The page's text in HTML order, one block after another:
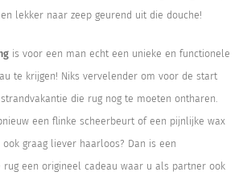
lekker naar zeep geurend uit die douche!
is voor een man echt een unieke en functionele
te krijgen! Niks vervelender om voor de start
die rug nog te moeten ontharen.
een flinke scheerbeurt of een pijnlijke wax
graag liever haarloos? Dan is een
rug een origineel cadeau waar u als partner ook